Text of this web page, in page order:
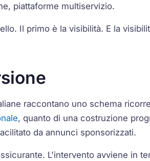
piattaforme multiservizio.
Il primo è la visibilità. E la
raccontano uno schema
, quanto di una costruzione
da annunci sponsorizzati.
L'intervento avviene in